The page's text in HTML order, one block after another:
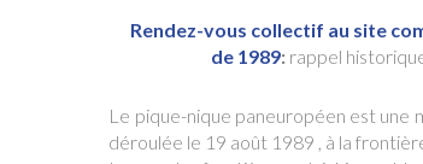
Rendez-vous collectif au site
de 1989: rappel
Le pique-nique paneuropéen est une
déroulée le 19 août 1989 , à la